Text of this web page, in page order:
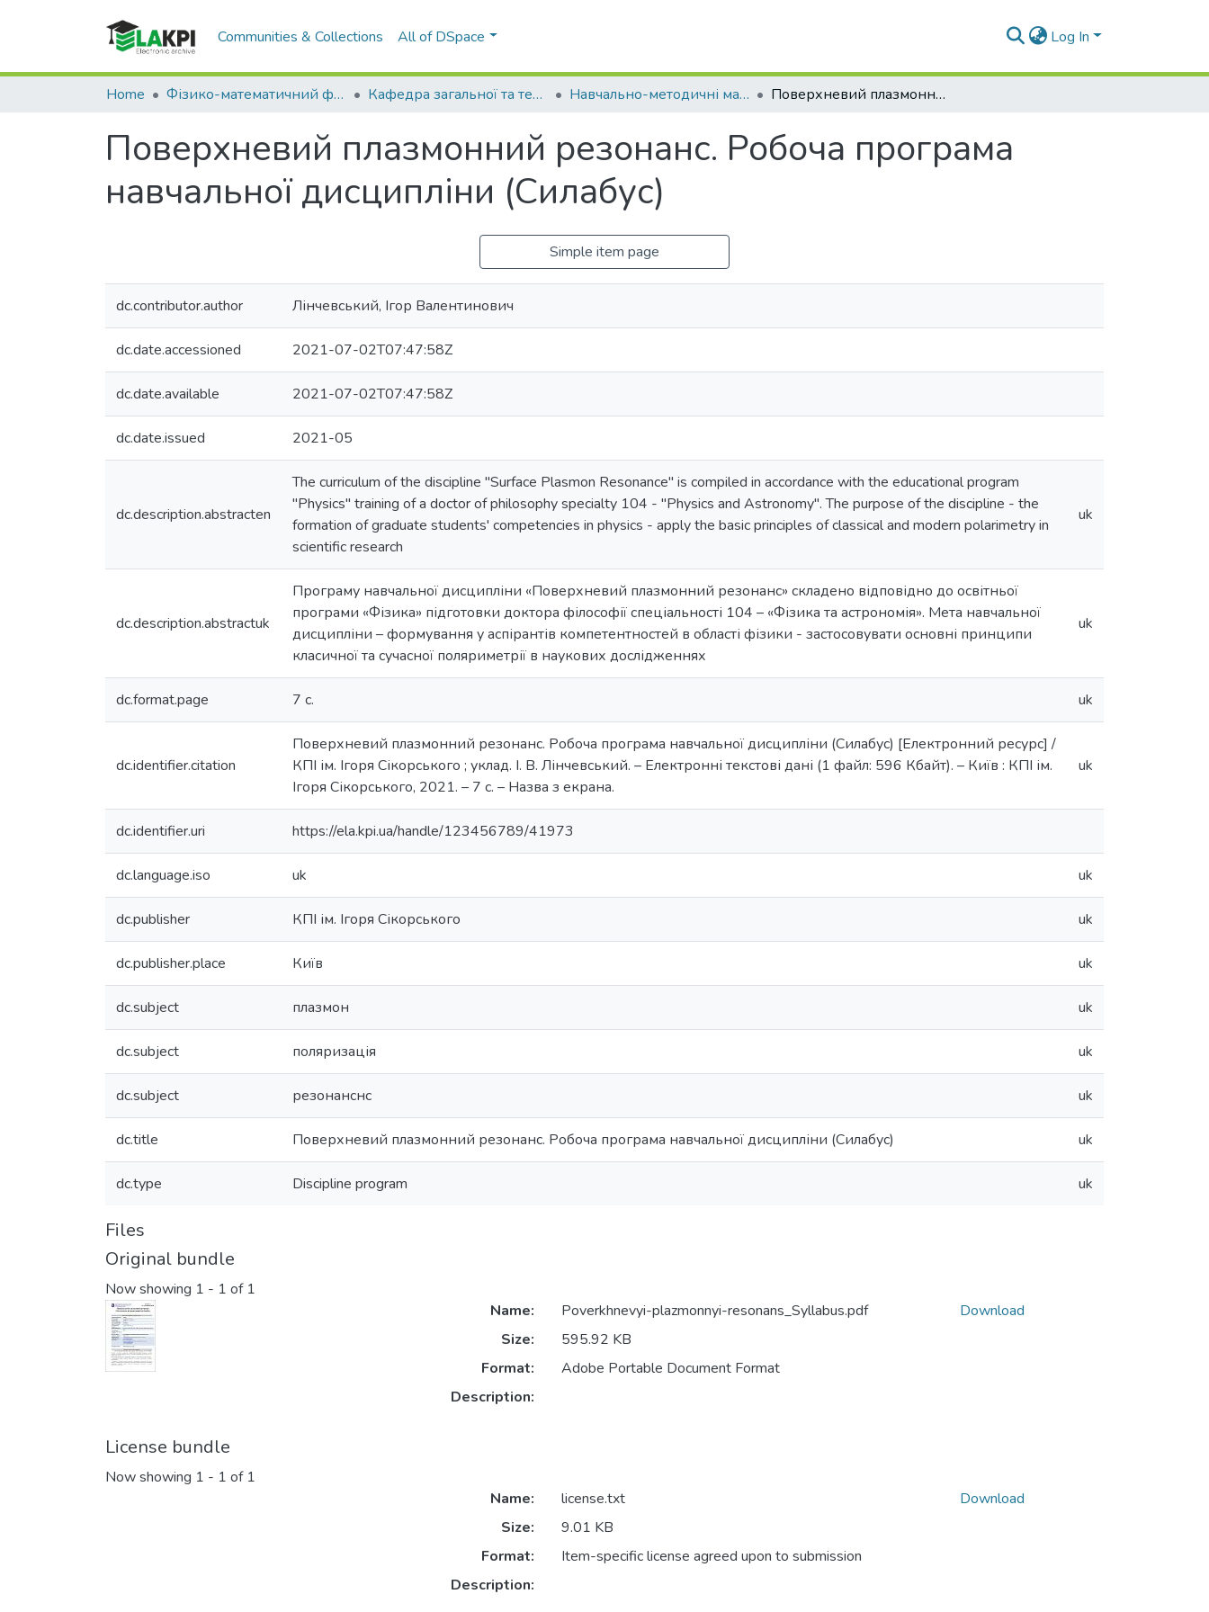
Communities & Collections All of DSpace Log In
Home Фізико-математичний факультет (ФМФ) Кафедра загальної та теоретичної фізики (КЗТФ) Навчально-методичні матеріали (КЗТФ) Поверхневий плазмонний резонанс. Робоча програма навчальної дисципліни (Силабус)
Поверхневий плазмонний резонанс. Робоча програма
навчальної дисципліни (Силабус)
Simple item page
dc.contributor.author Лінчевський, Ігор Валентинович
dc.date.accessioned 2021-07-02T07:47:58Z
dc.date.available 2021-07-02T07:47:58Z
dc.date.issued 2021-05
dc.description.abstracten
The curriculum of the discipline "Surface Plasmon Resonance" is compiled in accordance with the educational program
"Physics" training of a doctor of philosophy specialty 104 - "Physics and Astronomy". The purpose of the discipline - the
formation of graduate students' competencies in physics - apply the basic principles of classical and modern polarimetry in
scientific research
uk
dc.description.abstractuk
Програму навчальної дисципліни «Поверхневий плазмонний резонанс» складено відповідно до освітньої
програми «Фізика» підготовки доктора філософії спеціальності 104 – «Фізика та астрономія». Мета навчальної
дисципліни – формування у аспірантів компетентностей в області фізики - застосовувати основні принципи
класичної та сучасної поляриметрії в наукових дослідженнях
uk
dc.format.page 7 с. uk
dc.identifier.citation
Поверхневий плазмонний резонанс. Робоча програма навчальної дисципліни (Силабус) [Електронний ресурс] /
КПІ ім. Ігоря Сікорського ; уклад. І. В. Лінчевський. – Електронні текстові дані (1 файл: 596 Кбайт). – Київ : КПІ ім.
Ігоря Сікорського, 2021. – 7 с. – Назва з екрана.
uk
dc.identifier.uri https://ela.kpi.ua/handle/123456789/41973
dc.language.iso uk uk
dc.publisher КПІ ім. Ігоря Сікорського uk
dc.publisher.place Київ uk
dc.subject плазмон uk
dc.subject поляризація uk
dc.subject резонанснс uk
dc.title Поверхневий плазмонний резонанс. Робоча програма навчальної дисципліни (Силабус) uk
dc.type Discipline program uk
Files
Original bundle
Now showing 1 - 1 of 1
Name:
Poverkhnevyi-plazmonnyi-resonans_Syllabus.pdf
Size:
595.92 KB
Format:
Adobe Portable Document Format
Description:
Download
License bundle
Now showing 1 - 1 of 1
Name:
license.txt
Size:
9.01 KB
Format:
Item-specific license agreed upon to submission
Description:
Download